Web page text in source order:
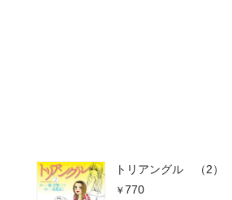
トリアングル （2）
770